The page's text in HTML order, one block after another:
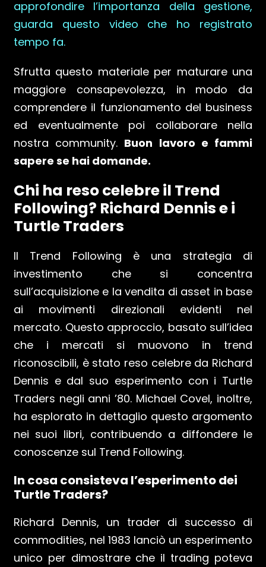
approfondire l’importanza della gestione,
guarda questo video che ho registrato
tempo fa.
Sfrutta questo materiale per maturare una
maggiore consapevolezza, in modo da
comprendere il funzionamento del business
ed eventualmente poi collaborare nella
nostra community. Buon lavoro e fammi
sapere se hai domande.
Chi ha reso celebre il Trend
Following? Richard Dennis e i
Turtle Traders
Il Trend Following è una strategia di
investimento che si concentra
sull’acquisizione e la vendita di asset in base
ai movimenti direzionali evidenti nel
mercato. Questo approccio, basato sull’idea
che i mercati si muovono in trend
riconoscibili, è stato reso celebre da Richard
Dennis e dal suo esperimento con i Turtle
Traders negli anni ’80. Michael Covel, inoltre,
ha esplorato in dettaglio questo argomento
nei suoi libri, contribuendo a diffondere le
conoscenze sul Trend Following.
In cosa consisteva l’esperimento dei
Turtle Traders?
Richard Dennis, un trader di successo di
commodities, nel 1983 lanciò un esperimento
unico per dimostrare che il trading poteva